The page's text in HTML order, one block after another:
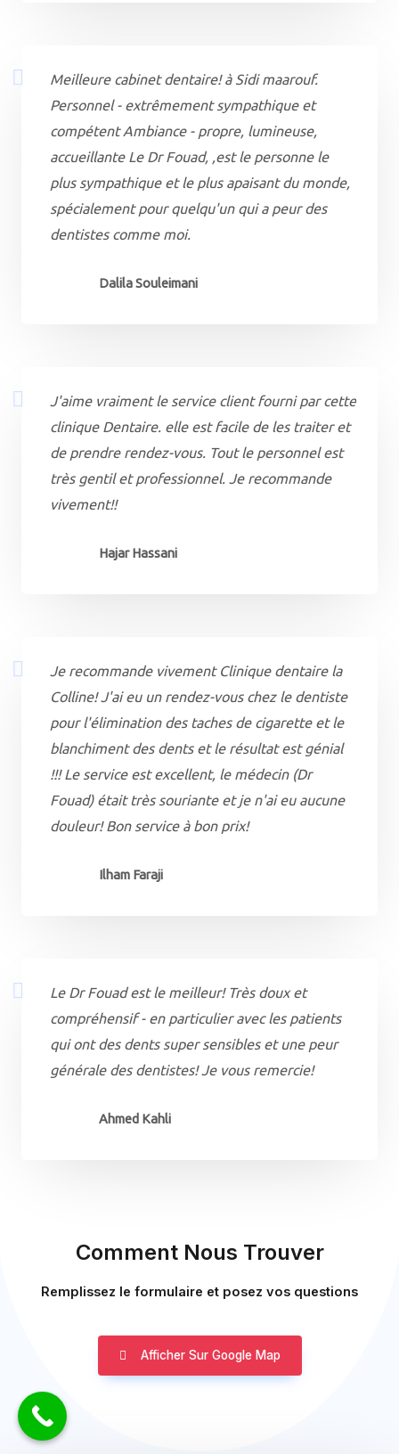
Meilleure cabinet dentaire! à Sidi maarouf.
Personnel - extrêmement sympathique et
compétent Ambiance - propre, lumineuse,
accueillante Le Dr Fouad, ,est le personne le
plus sympathique et le plus apaisant du monde,
spécialement pour quelqu'un qui a peur des
dentistes comme moi.
Dalila Souleimani
J'aime vraiment le service client fourni par cette
clinique Dentaire. elle est facile de les traiter et
de prendre rendez-vous. Tout le personnel est
très gentil et professionnel. Je recommande
vivement!!
Hajar Hassani
Je recommande vivement Clinique dentaire la
Colline! J'ai eu un rendez-vous chez le dentiste
pour l'élimination des taches de cigarette et le
blanchiment des dents et le résultat est génial
!!! Le service est excellent, le médecin (Dr
Fouad) était très souriante et je n'ai eu aucune
douleur! Bon service à bon prix!
Ilham Faraji
Le Dr Fouad est le meilleur! Très doux et
compréhensif - en particulier avec les patients
qui ont des dents super sensibles et une peur
générale des dentistes! Je vous remercie!
Ahmed Kahli
Comment Nous Trouver
Remplissez le formulaire et posez vos questions
Afficher Sur Google Map